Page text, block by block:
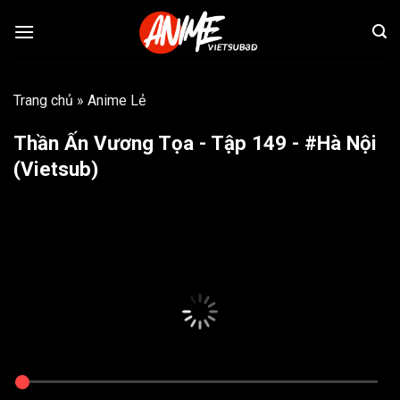
qua
Trang chủ » Anime Lẻ
Thần Ấn Vương Tọa - Tập 149 - #Hà Nội
(Vietsub)